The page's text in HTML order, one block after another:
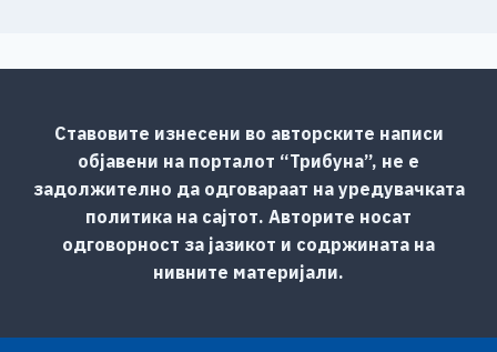
Ставовите изнесени во авторските написи
објавени на порталот “Трибуна”, не е
задолжително да одговараат на уредувачката
политика на сајтот. Авторите носат
одговорност за јазикот и содржината на
нивните материјали.